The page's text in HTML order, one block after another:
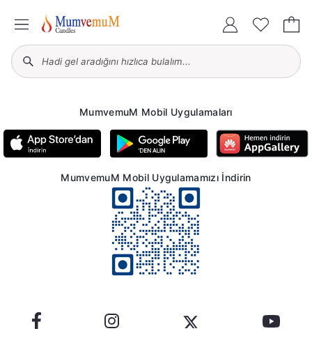
MumvemuM Mobil Uygulamaları
MumvemuM Mobil Uygulamamızı İndirin